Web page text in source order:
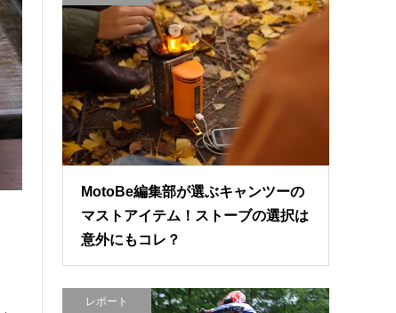
MotoBe編集部が選ぶキャンツーの
マストアイテム！ストーブの選択は
意外にもコレ？
レポート